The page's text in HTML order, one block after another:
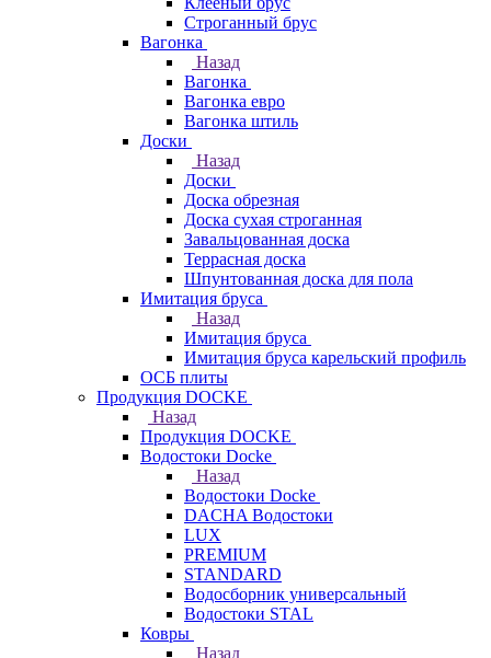
Строганный брус
Вагонка
Назад
Вагонка
Вагонка евро
Вагонка штиль
Доски
Назад
Доски
Доска обрезная
Доска сухая строганная
Завальцованная доска
Террасная доска
Шпунтованная доска для пола
Имитация бруса
Назад
Имитация бруса
Имитация бруса карельский профиль
ОСБ плиты
Продукция DOCKE
Назад
Продукция DOCKE
Водостоки Docke
Назад
Водостоки Docke
DACHA Водостоки
LUX
PREMIUM
STANDARD
Водосборник универсальный
Водостоки STAL
Ковры
Назад